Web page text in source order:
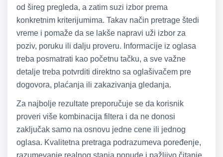
od šireg pregleda, a zatim suzi izbor prema
konkretnim kriterijumima. Takav način pretrage štedi
vreme i pomaže da se lakše napravi uži izbor za
poziv, poruku ili dalju proveru. Informacije iz oglasa
treba posmatrati kao početnu tačku, a sve važne
detalje treba potvrditi direktno sa oglašivačem pre
dogovora, plaćanja ili zakazivanja gledanja.
Za najbolje rezultate preporučuje se da korisnik
proveri više kombinacija filtera i da ne donosi
zaključak samo na osnovu jedne cene ili jednog
oglasa. Kvalitetna pretraga podrazumeva poređenje,